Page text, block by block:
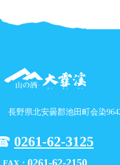
長野県北安曇郡池田町会染
0261-62-3125